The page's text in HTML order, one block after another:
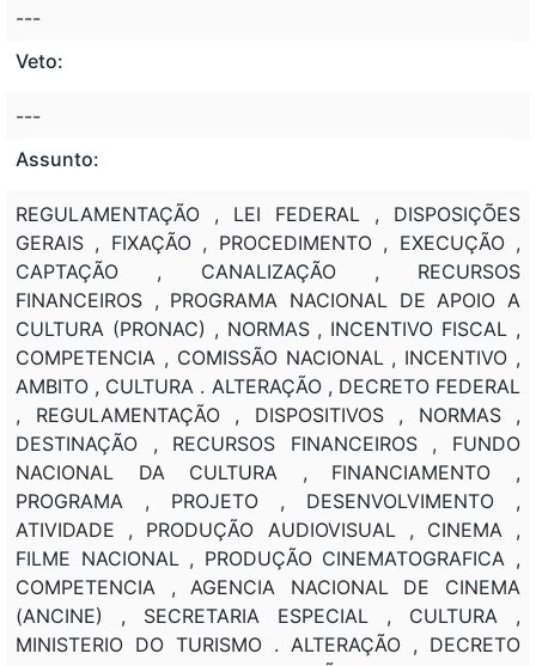
---
Veto:
---
Assunto:
REGULAMENTAÇÃO , LEI FEDERAL , DISPOSIÇÕES
GERAIS , FIXAÇÃO , PROCEDIMENTO , EXECUÇÃO ,
CAPTAÇÃO , CANALIZAÇÃO , RECURSOS
FINANCEIROS , PROGRAMA NACIONAL DE APOIO A
CULTURA (PRONAC) , NORMAS , INCENTIVO FISCAL ,
COMPETENCIA , COMISSÃO NACIONAL , INCENTIVO ,
AMBITO , CULTURA . ALTERAÇÃO , DECRETO FEDERAL
, REGULAMENTAÇÃO , DISPOSITIVOS , NORMAS ,
DESTINAÇÃO , RECURSOS FINANCEIROS , FUNDO
NACIONAL DA CULTURA , FINANCIAMENTO ,
PROGRAMA , PROJETO , DESENVOLVIMENTO ,
ATIVIDADE , PRODUÇÃO AUDIOVISUAL , CINEMA ,
FILME NACIONAL , PRODUÇÃO CINEMATOGRAFICA ,
COMPETENCIA , AGENCIA NACIONAL DE CINEMA
(ANCINE) , SECRETARIA ESPECIAL , CULTURA ,
MINISTERIO DO TURISMO . ALTERAÇÃO , DECRETO